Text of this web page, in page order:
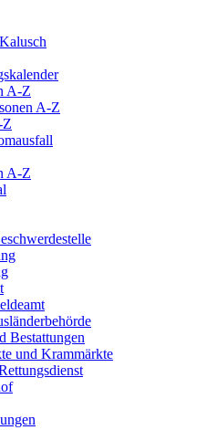
A-Z
A-Z
Z
A-Z
Bestattungen
und Krammärkte